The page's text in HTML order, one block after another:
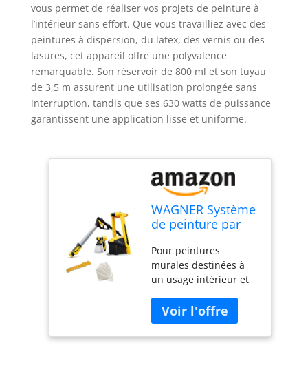
vous permet de réaliser vos projets de peinture à
l’intérieur sans effort. Que vous travailliez avec des
peintures à dispersion, du latex, des vernis ou des
lasures, cet appareil offre une polyvalence
remarquable. Son réservoir de 800 ml et son tuyau
de 3,5 m assurent une utilisation prolongée sans
interruption, tandis que ses 630 watts de puissance
garantissent une application lisse et uniforme.
WAGNER Système
de peinture par
950 FLEXiO pour
peintures à
dispersion/latex,
vernis & lasures à
l'intérieur, 15 m²-5
min, réservoir 800
ml, 630 W, tuyau
Pour peintures
murales destinées à
un usage intérieur et
Standard fourni,
également adapté aux
laques, lasures,